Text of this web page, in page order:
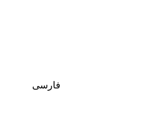
فارسی